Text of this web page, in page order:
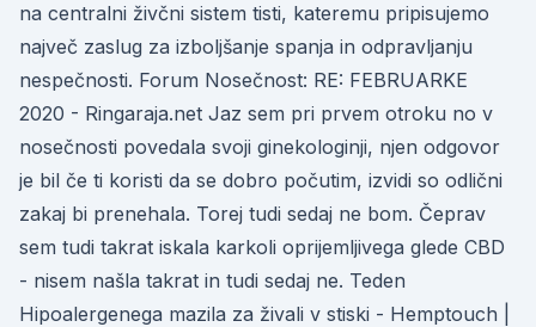
na centralni živčni sistem tisti, kateremu pripisujemo
največ zaslug za izboljšanje spanja in odpravljanju
nespečnosti. Forum Nosečnost: RE: FEBRUARKE
2020 - Ringaraja.net Jaz sem pri prvem otroku no v
nosečnosti povedala svoji ginekologinji, njen odgovor
je bil če ti koristi da se dobro počutim, izvidi so odlični
zakaj bi prenehala. Torej tudi sedaj ne bom. Čeprav
sem tudi takrat iskala karkoli oprijemljivega glede CBD
- nisem našla takrat in tudi sedaj ne. Teden
Hipoalergenega mazila za živali v stiski - Hemptouch |